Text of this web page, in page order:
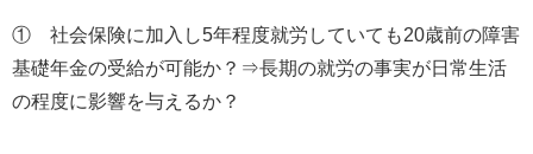
① 社会保険に加入し5年程度就労していても20歳前の障害
基礎年金の受給が可能か？⇒長期の就労の事実が日常生活
の程度に影響を与えるか？